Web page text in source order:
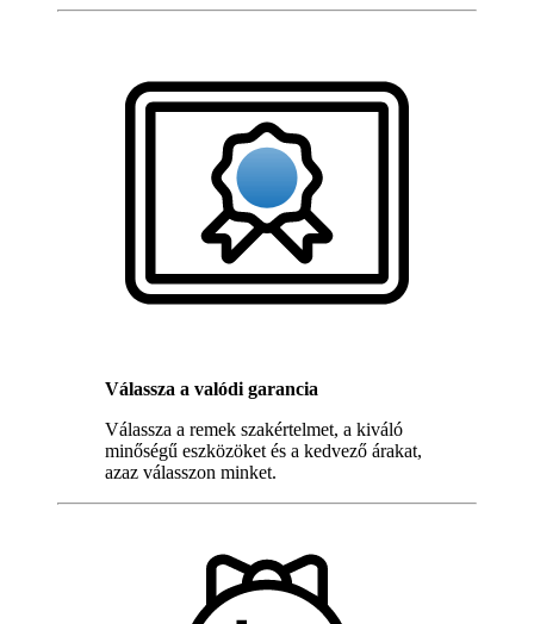
Válassza a valódi garancia
Válassza a remek szakértelmet, a kiváló
minőségű eszközöket és a kedvező árakat,
azaz válasszon minket.